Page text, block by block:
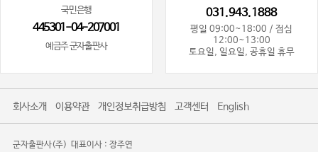
국민은행
445301-04-207001
예금주 군자출판사
031.943.1888
평일 09:00~18:00 / 점심
12:00~13:00
토요일, 일요일, 공휴일 휴무
회사소개 이용약관 개인정보취급방침 고객센터 English
군자출판사(주) 대표이사 : 장주연